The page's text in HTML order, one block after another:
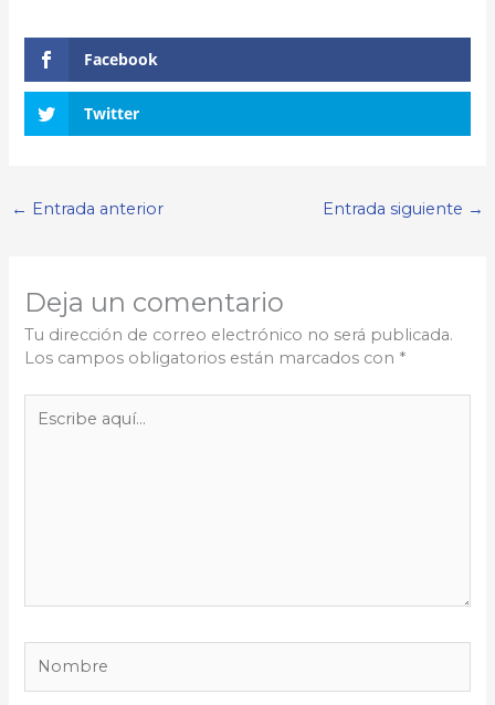
Facebook
Twitter
← Entrada anterior Entrada siguiente →
Deja un comentario
Tu dirección de correo electrónico no será publicada.
Los campos obligatorios están marcados con *
aquí...